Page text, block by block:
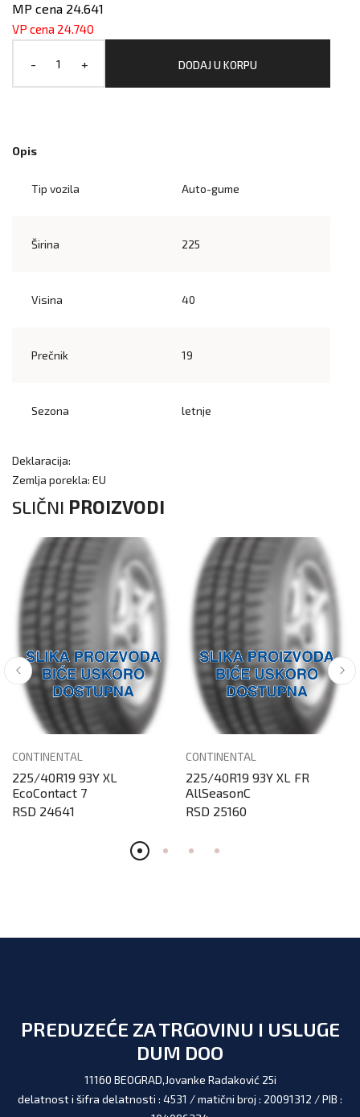
MP cena 24.641
VP cena 24.740
- + DODAJ U KORPU
Opis
Tip vozila Auto-gume
Širina 225
Visina 40
Prečnik 19
Sezona letnje
Deklaracija:
Zemlja porekla: EU
SLIČNI PROIZVODI
CONTINENTAL
225/40R19 93Y XL
EcoContact 7
RSD 24641
CONTINENTAL
225/40R19 93Y XL FR
AllSeasonC
RSD 25160
PREDUZEĆE ZA TRGOVINU I USLUGE
DUM DOO
11160 BEOGRAD,Jovanke Radaković 25i
delatnost i šifra delatnosti : 4531 / matični broj : 20091312 / PIB :